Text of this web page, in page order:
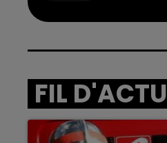
FIL D'ACTU